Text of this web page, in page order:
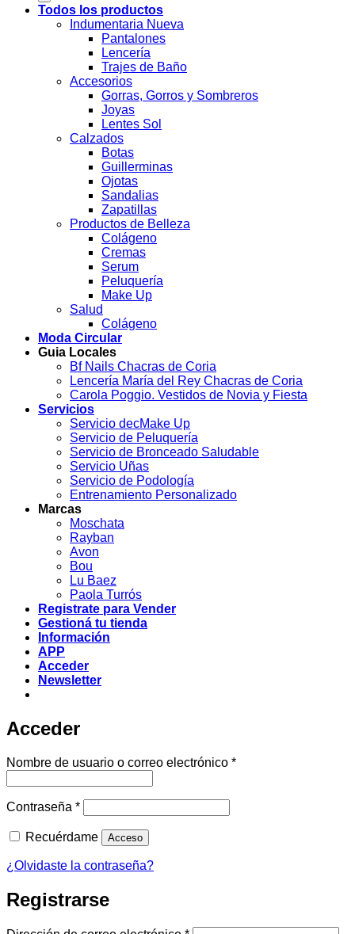
Todos los productos
Indumentaria Nueva
Pantalones
Lencería
Trajes de Baño
Accesorios
Gorras, Gorros y Sombreros
Joyas
Lentes Sol
Calzados
Botas
Guillerminas
Ojotas
Sandalias
Zapatillas
Productos de Belleza
Colágeno
Cremas
Serum
Peluquería
Make Up
Salud
Colágeno
Moda Circular
Guia Locales
Bf Nails Chacras de Coria
Lencería María del Rey Chacras de Coria
Carola Poggio. Vestidos de Novia y Fiesta
Servicios
Servicio decMake Up
Servicio de Peluquería
Servicio de Bronceado Saludable
Servicio Uñas
Servicio de Podología
Entrenamiento Personalizado
Marcas
Moschata
Rayban
Avon
Bou
Lu Baez
Paola Turrós
Registrate para Vender
Gestioná tu tienda
Información
APP
Acceder
Newsletter
Acceder
Nombre de usuario o correo electrónico *Obligatorio
Contraseña *Obligatorio
Recuérdame Acceso
¿Olvidaste la contraseña?
Registrarse